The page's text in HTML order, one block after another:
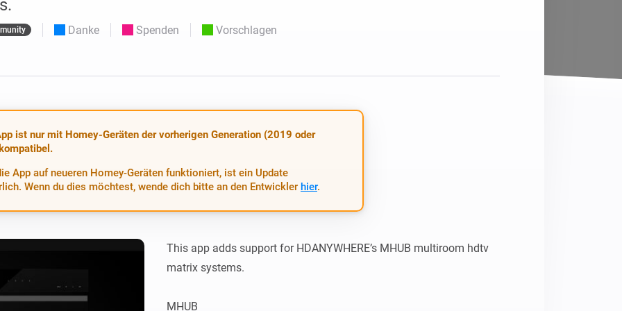
und Homey Self-Hosted Server.
Beleuchtung.
Home-Geräte für Sie.
Danke Spenden Vorschlagen
ist nur mit Homey-Geräten der vorherigen Generation (2019 oder
App auf neueren Homey-Geräten funktioniert, ist ein Update
Wenn du dies möchtest, wende dich bitte an den Entwickler hier.
This app adds support for HDANYWHERE’s MHUB multiroom hdtv
matrix systems.
MHUB